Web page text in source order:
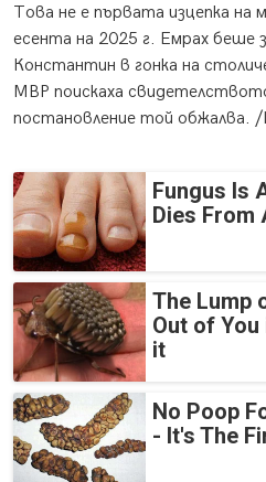
Това не е първата изцепка на
есента на 2025 г. Емрах беше
Константин в гонка на
МВР поискаха
постановление той обжалва.
Fungus Is
Dies From
The Lump
Out of
it
No Poop
- It's The